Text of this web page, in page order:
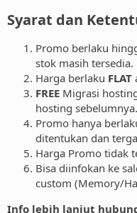
Syarat dan
Promo berlaku
stok masih tersedia.
Harga berlaku FLAT
FREE Migrasi
hosting sebelumnya.
Promo hanya
ditentukan dan
Harga Promo tidak
Bisa diinfokan ke
custom (Memory/
Info lebih lanjut